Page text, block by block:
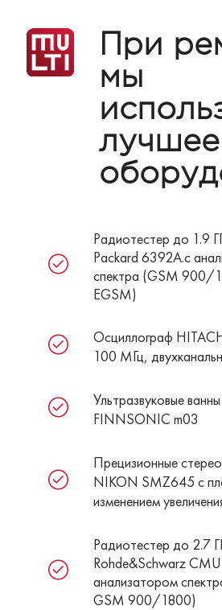
При
мы
лучшее
Радиотестер до 1.9
Packard 6392A.с
спектра (GSM 900/
EGSM)
Осциллограф
100 МГц,
Ультразвуковые ванны
FINNSONIC m03
Прецизионные
NIKON SMZ645 c
изменением
Радиотестер до 2.7
Rohde&Schwarz
анализатором
GSM 900/1800)